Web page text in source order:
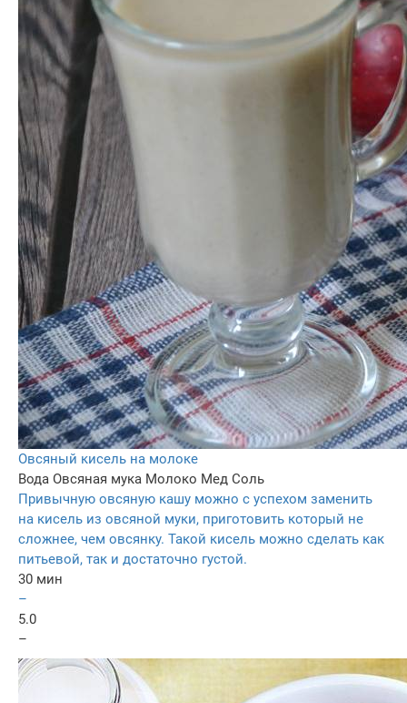
Овсяный кисель на молоке
Вода Овсяная мука Молоко Мед Соль
Привычную овсяную кашу можно с успехом заменить
на кисель из овсяной муки, приготовить который не
сложнее, чем овсянку. Такой кисель можно сделать как
питьевой, так и достаточно густой.
30 мин
–
5.0
–